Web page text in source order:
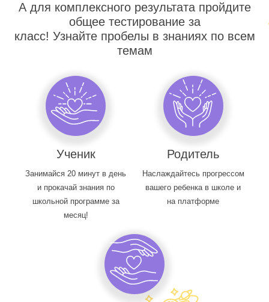
А для комплексного результата пройдите
общее тестирование за
класс! Узнайте пробелы в знаниях по всем
темам
Ученик
Занимайся 20 минут в день
и прокачай знания по
школьной программе за
месяц!
Родитель
Наслаждайтесь прогрессом
вашего ребенка в школе и
на платформе